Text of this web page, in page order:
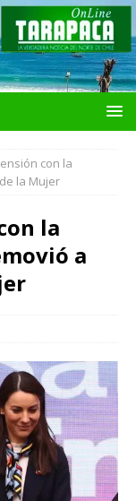
con la
la Mujer
la
a